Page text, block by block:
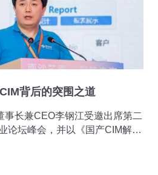
背后的突围之道
事长兼CEO李钢江受邀出席第二
论坛峰会，并以《国产CIM解决